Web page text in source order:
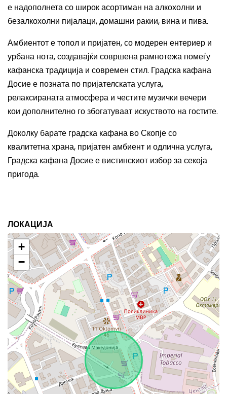
е надополнета со широк асортиман на алкохолни и
безалкохолни пијалаци, домашни ракии, вина и пива.
Амбиентот е топол и пријатен, со модерен ентериер и
урбана нота, создавајќи совршена рамнотежа помеѓу
кафанска традиција и современ стил. Градска кафана
Досие е позната по пријателската услуга,
релаксираната атмосфера и честите музички вечери
кои дополнително го збогатуваат искуството на гостите.
Доколку барате градска кафана во Скопје со
квалитетна храна, пријатен амбиент и одлична услуга,
Градска кафана Досие е вистинскиот избор за секоја
пригода.
ЛОКАЦИЈА
+
−